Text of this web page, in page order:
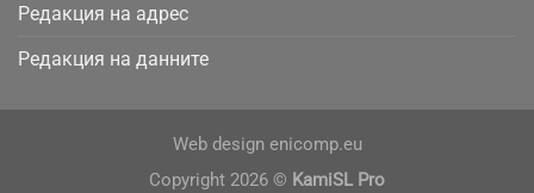
Редакция на адрес
Редакция на данните
Web design enicomp.eu
Copyright 2026 © KamiSL Pro